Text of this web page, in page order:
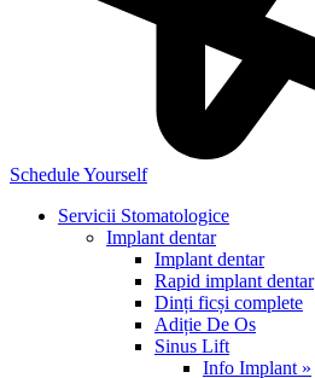
Schedule Yourself
Servicii Stomatologice
Implant dentar
Implant dentar
Rapid implant dentar
Dinți ficși complete
Adiție De Os
Sinus Lift
Info Implant »